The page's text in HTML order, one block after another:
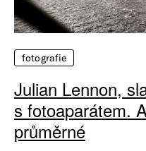
fotografie
Julian Lennon,
s fotoaparátem.
průměrné